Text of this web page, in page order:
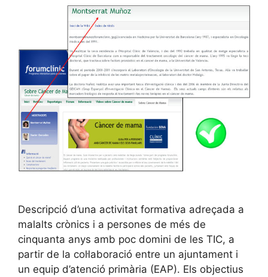
Descripció d’una activitat formativa adreçada a
malalts crònics i a persones de més de
cinquanta anys amb poc domini de les TIC, a
partir de la col·laboració entre un ajuntament i
un equip d’atenció primària (EAP). Els objectius